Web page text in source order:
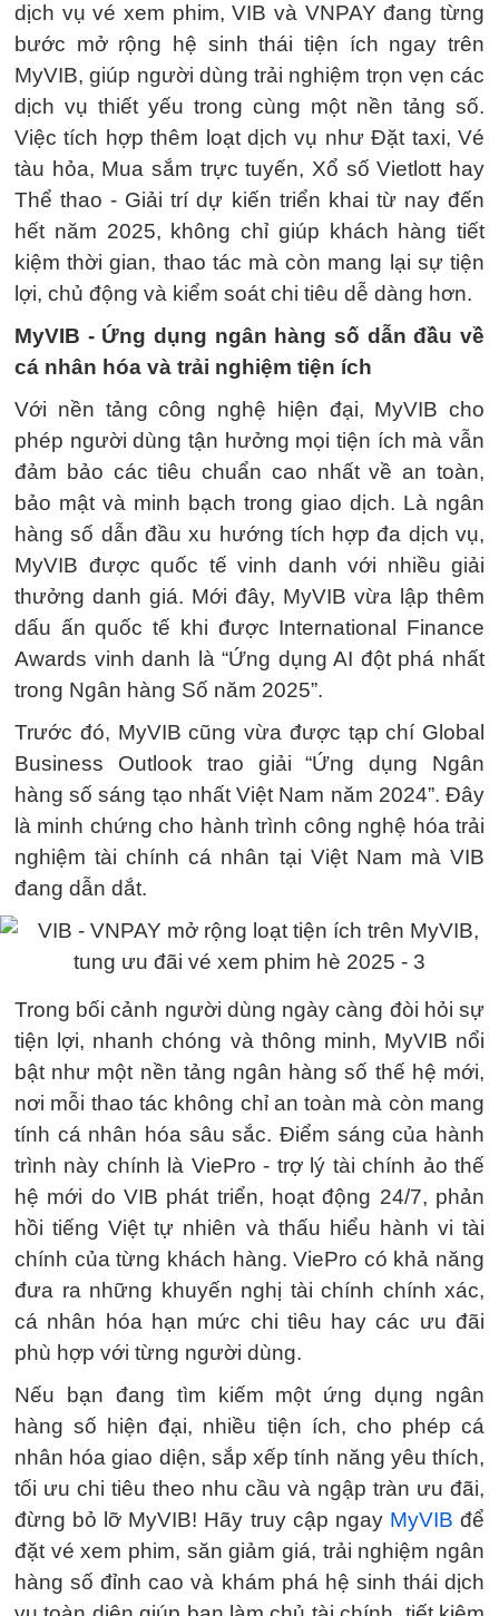
dịch vụ vé xem phim, VIB và VNPAY đang từng
bước mở rộng hệ sinh thái tiện ích ngay trên
MyVIB, giúp người dùng trải nghiệm trọn vẹn các
dịch vụ thiết yếu trong cùng một nền tảng số.
Việc tích hợp thêm loạt dịch vụ như Đặt taxi, Vé
tàu hỏa, Mua sắm trực tuyến, Xổ số Vietlott hay
Thể thao - Giải trí dự kiến triển khai từ nay đến
hết năm 2025, không chỉ giúp khách hàng tiết
kiệm thời gian, thao tác mà còn mang lại sự tiện
lợi, chủ động và kiểm soát chi tiêu dễ dàng hơn.
MyVIB - Ứng dụng ngân hàng số dẫn đầu về
cá nhân hóa và trải nghiệm tiện ích
Với nền tảng công nghệ hiện đại, MyVIB cho
phép người dùng tận hưởng mọi tiện ích mà vẫn
đảm bảo các tiêu chuẩn cao nhất về an toàn,
bảo mật và minh bạch trong giao dịch. Là ngân
hàng số dẫn đầu xu hướng tích hợp đa dịch vụ,
MyVIB được quốc tế vinh danh với nhiều giải
thưởng danh giá. Mới đây, MyVIB vừa lập thêm
dấu ấn quốc tế khi được International Finance
Awards vinh danh là “Ứng dụng AI đột phá nhất
trong Ngân hàng Số năm 2025”.
Trước đó, MyVIB cũng vừa được tạp chí Global
Business Outlook trao giải “Ứng dụng Ngân
hàng số sáng tạo nhất Việt Nam năm 2024”. Đây
là minh chứng cho hành trình công nghệ hóa trải
nghiệm tài chính cá nhân tại Việt Nam mà VIB
đang dẫn dắt.
Trong bối cảnh người dùng ngày càng đòi hỏi sự
tiện lợi, nhanh chóng và thông minh, MyVIB nổi
bật như một nền tảng ngân hàng số thế hệ mới,
nơi mỗi thao tác không chỉ an toàn mà còn mang
tính cá nhân hóa sâu sắc. Điểm sáng của hành
trình này chính là ViePro - trợ lý tài chính ảo thế
hệ mới do VIB phát triển, hoạt động 24/7, phản
hồi tiếng Việt tự nhiên và thấu hiểu hành vi tài
chính của từng khách hàng. ViePro có khả năng
đưa ra những khuyến nghị tài chính chính xác,
cá nhân hóa hạn mức chi tiêu hay các ưu đãi
phù hợp với từng người dùng.
Nếu bạn đang tìm kiếm một ứng dụng ngân
hàng số hiện đại, nhiều tiện ích, cho phép cá
nhân hóa giao diện, sắp xếp tính năng yêu thích,
tối ưu chi tiêu theo nhu cầu và ngập tràn ưu đãi,
đừng bỏ lỡ MyVIB! Hãy truy cập ngay MyVIB để
đặt vé xem phim, săn giảm giá, trải nghiệm ngân
hàng số đỉnh cao và khám phá hệ sinh thái dịch